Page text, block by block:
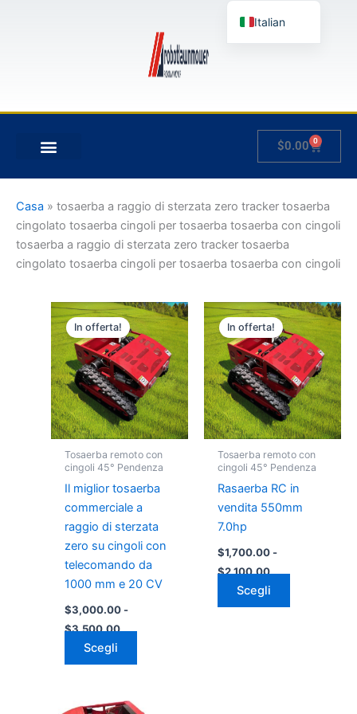
$0.00 0
Carrello
Casa » tosaerba a raggio di sterzata zero tracker tosaerba
cingolato tosaerba cingoli per tosaerba tosaerba con cingoli
tosaerba a raggio di sterzata zero tracker tosaerba
cingolato tosaerba cingoli per tosaerba tosaerba con cingoli
In offerta!
Tosaerba remoto con
cingoli 45° Pendenza
Il miglior tosaerba
commerciale a
raggio di sterzata
zero su cingoli con
telecomando da
1000 mm e 20 CV
$3,000.00 -
$3,500.00
Fascia
di
prezzo:
da
$3,000.00
a
$3,500.00
Scegli
Questo
prodotto
ha
più
varianti.
Le
opzioni
essere
scelte
nella
pagina
del
prodotto
In offerta!
Tosaerba remoto con
cingoli 45° Pendenza
Rasaerba RC in
vendita 550mm
7.0hp
$1,700.00 -
$2,100.00
Fascia
di
prezzo:
da
$1,700.00
a
$2,100.00
Scegli
Questo
prodotto
ha
più
varianti.
Le
opzioni
essere
scelte
nella
FasciaQuesto
Italian
Japanese
Spanish
Hungarian
Slovenian